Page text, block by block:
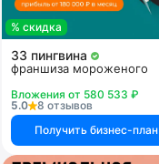
% скидка
33 пингвина
франшиза мороженого
Вложения от 580 533 ₽
5.0
8 отзывов
Получить бизнес-план